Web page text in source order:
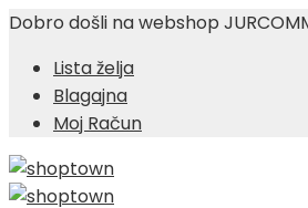
Dobro došli na webshop
Lista želja
Blagajna
Moj Račun